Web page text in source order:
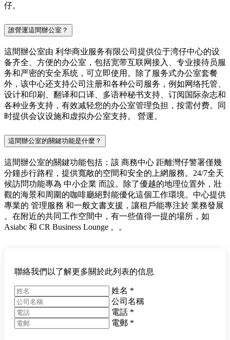
仔。
誰營運這間辦公室？
這間辦公室由 利华商业服务有限公司提供位于湾仔中心的设
备齐全、方便的办公室，包括宽带互联网接入、专业接待员服
务和严密的安全系统，可立即使用。除了服务式办公室套餐
外，该中心还支持公司注册和各种公司服务，例如网络托管、
设计和印刷、翻译和口译、多语种秘书支持、订阅国际杂志和
各种业务支持，有效减轻您的办公室管理负担，按需付费。同
时提供会议设施和虚拟办公室支持。 營運。
這間辦公室的關鍵功能是什麼？
這間辦公室的關鍵功能包括：該 商務中心 距離灣仔警署僅幾
分鐘步行路程，提供寬敞的空間和安全的上網服務。24/7全天
候訪問功能專為 中小企業 而設。除了優越的地理位置外，壯
觀的海景和周圍的咖啡廳絕對能優化這個工作環境。中心提供
專業的 管理服務 和一般文書支援，讓租戶能專注於 業務發展
。在附近的共同工作空間中，有一些值得一提的場所，如
Asiabc 和 CR Business Lounge 。。
聯絡我們以了解更多關於此列表的信息
姓名 *
公司名稱
電話 *
電郵 *